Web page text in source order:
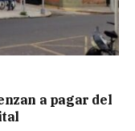
a pagar del